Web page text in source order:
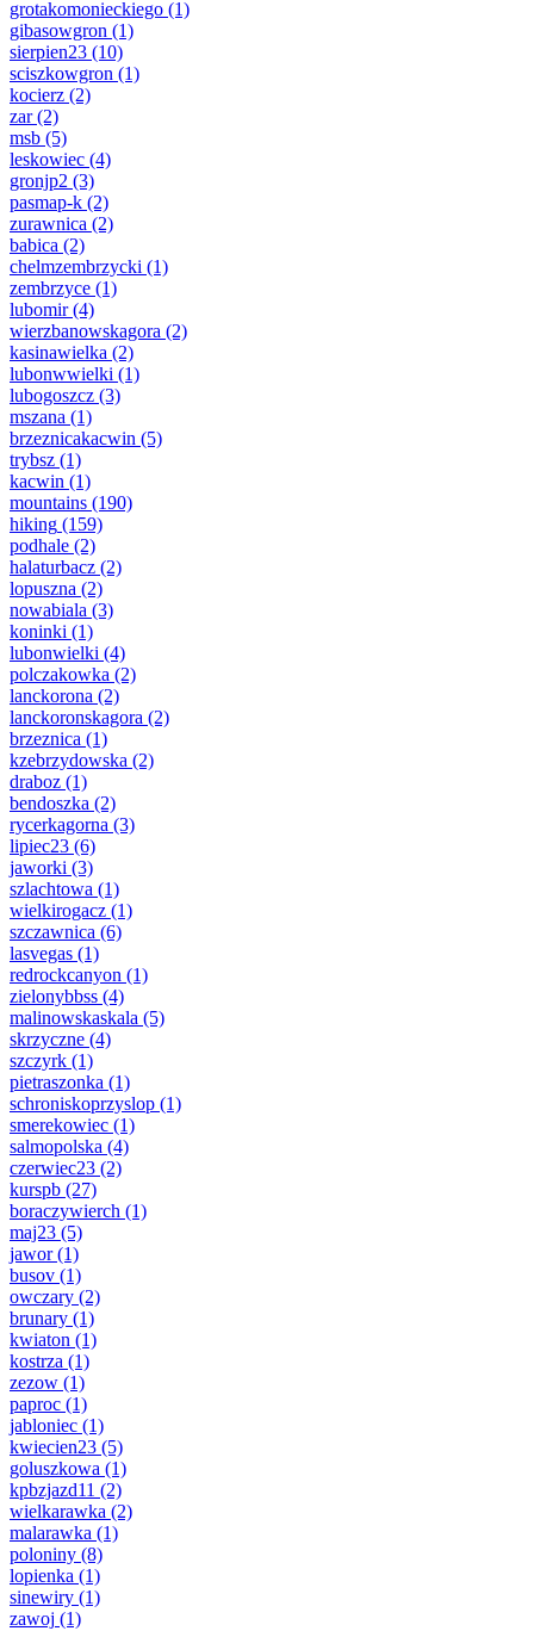
grotakomonieckiego (1)
gibasowgron (1)
sierpien23 (10)
sciszkowgron (1)
kocierz (2)
zar(2)
msb (5)
leskowiec (4)
gronjp2 (3)
pasmap-k (2)
zurawnica (2)
babica (2)
chelmzembrzycki (1)
zembrzyce (1)
lubomir(4)
wierzbanowskagora (2)
kasinawielka (2)
lubonwwielki (1)
lubogoszcz (3)
mszana (1)
brzeznicakacwin (5)
trybsz (1)
kacwin (1)
mountains (190)
hiking (159)
podhale (2)
halaturbacz (2)
lopuszna (2)
nowabiala (3)
koninki (1)
lubonwielki (4)
polczakowka (2)
lanckorona (2)
lanckoronskagora (2)
brzeznica (1)
kzebrzydowska (2)
draboz (1)
bendoszka (2)
rycerkagorna (3)
lipiec23 (6)
jaworki (3)
szlachtowa (1)
wielkirogacz (1)
szczawnica (6)
lasvegas (1)
redrockcanyon (1)
zielonybbss (4)
malinowskaskala (5)
skrzyczne (4)
szczyrk (1)
pietraszonka (1)
schroniskoprzyslop (1)
smerekowiec (1)
salmopolska (4)
czerwiec23 (2)
kurspb (27)
boraczywierch (1)
maj23 (5)
jawor(1)
busov (1)
owczary (2)
brunary (1)
kwiaton (1)
kostrza (1)
zezow (1)
paproc (1)
jabloniec (1)
kwiecien23 (5)
goluszkowa (1)
kpbzjazd11 (2)
wielkarawka (2)
malarawka (1)
poloniny (8)
lopienka (1)
sinewiry (1)
zawoj (1)